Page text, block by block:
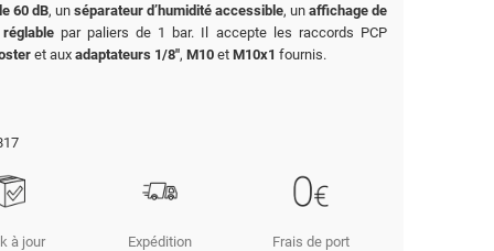
60 dB, un séparateur d’humidité accessible, un affichage de
par paliers de 1 bar. Il accepte les raccords PCP
et aux adaptateurs 1/8", M10 et M10x1 fournis.
à jour
Expédition
Frais de port